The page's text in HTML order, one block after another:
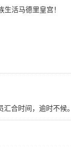
活马德里皇宫！
合时间，逾时不候。